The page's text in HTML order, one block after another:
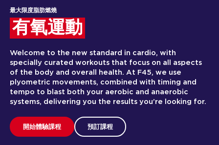
最大限度脂肪燃燒
有氧運動
Welcome to the new standard in cardio, with
specially curated workouts that focus on all aspects
of the body and overall health. At F45, we use
plyometric movements, combined with timing and
tempo to blast both your aerobic and anaerobic
systems, delivering you the results you’re looking for.
開始體驗課程 預訂課程